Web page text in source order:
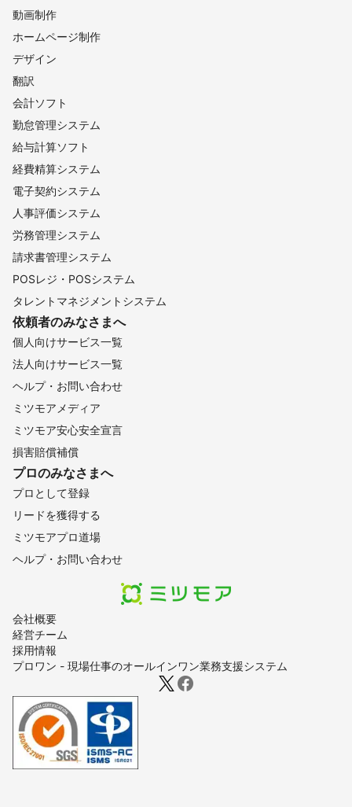
会社概要
経営チーム
採用情報
プロワン - 現場仕事のオールインワン業務支援システム
動画制作
ホームページ制作
デザイン
翻訳
会計ソフト
勤怠管理システム
給与計算ソフト
経費精算システム
電子契約システム
人事評価システム
労務管理システム
請求書管理システム
POSレジ・POSシステム
タレントマネジメントシステム
依頼者のみなさまへ
個人向けサービス一覧
法人向けサービス一覧
ヘルプ・お問い合わせ
ミツモアメディア
ミツモア安心安全宣言
損害賠償補償
プロのみなさまへ
プロとして登録
リードを獲得する
ミツモアプロ道場
ヘルプ・お問い合わせ